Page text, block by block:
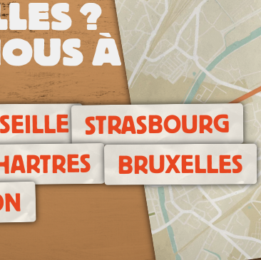
?
À
STRASBOURG
BRUXELLES